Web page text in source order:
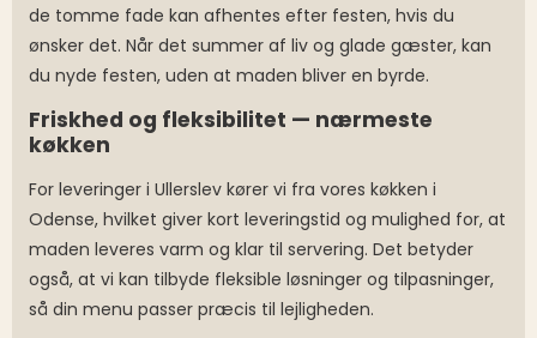
de tomme fade kan afhentes efter festen, hvis du
ønsker det. Når det summer af liv og glade gæster, kan
du nyde festen, uden at maden bliver en byrde.
Friskhed og fleksibilitet — nærmeste
køkken
For leveringer i Ullerslev kører vi fra vores køkken i
Odense, hvilket giver kort leveringstid og mulighed for, at
maden leveres varm og klar til servering. Det betyder
også, at vi kan tilbyde fleksible løsninger og tilpasninger,
så din menu passer præcis til lejligheden.